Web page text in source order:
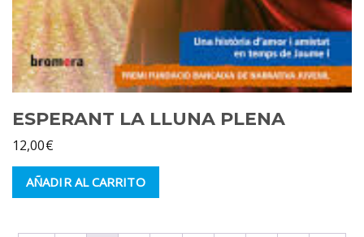
ESPERANT LA LLUNA PLENA
12,00€
AÑADIR AL CARRITO